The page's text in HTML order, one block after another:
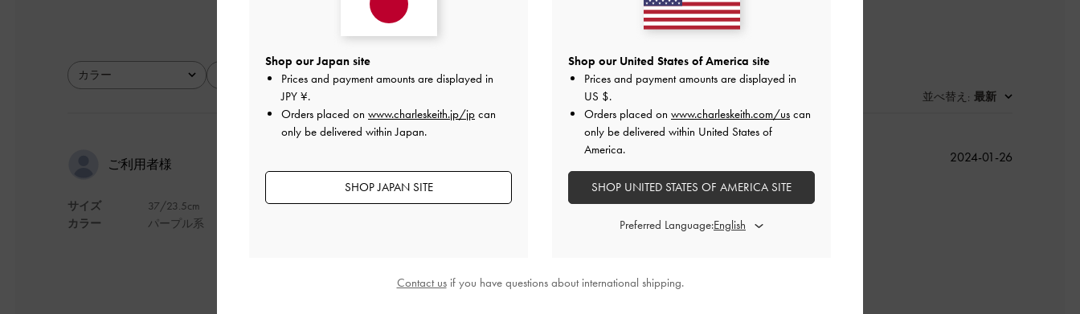
カラー
全て デザイン
全て 快適さ
全て
並べ替え : 最新
ご利用者様
サイズ
カラー
37/23.5cm
パープル系
品質 快適さ
公
2024-01-26
Shop our Japan site
Prices and payment amounts are displayed in
JPY ¥.
Orders placed on www.charleskeith.jp/jp can
only be delivered within Japan.
SHOP JAPAN SITE
Shop our United States of America site
Prices and payment amounts are displayed in
US $.
Orders placed on www.charleskeith.com/us can
only be delivered within United States of
America.
SHOP UNITED STATES OF AMERICA SITE
Preferred Language:
Contact usif you have questions about international shipping.